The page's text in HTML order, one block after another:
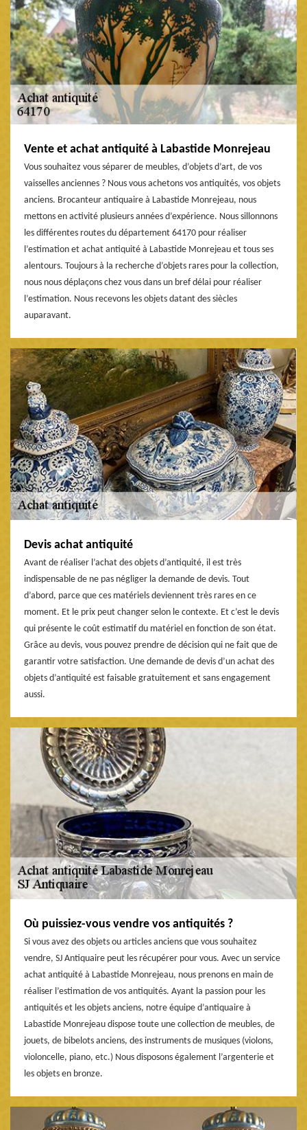
Vente et achat antiquité à Labastide Monrejeau
Vous souhaitez vous séparer de meubles, d’objets d’art, de vos
vaisselles anciennes ? Nous vous achetons vos antiquités, vos objets
anciens. Brocanteur antiquaire à Labastide Monrejeau, nous
mettons en activité plusieurs années d’expérience. Nous sillonnons
les différentes routes du département 64170 pour réaliser
l’estimation et achat antiquité à Labastide Monrejeau et tous ses
alentours. Toujours à la recherche d’objets rares pour la collection,
nous nous déplaçons chez vous dans un bref délai pour réaliser
l’estimation. Nous recevons les objets datant des siècles
auparavant.
Devis achat antiquité
Avant de réaliser l’achat des objets d’antiquité, il est très
indispensable de ne pas négliger la demande de devis. Tout
d’abord, parce que ces matériels deviennent très rares en ce
moment. Et le prix peut changer selon le contexte. Et c’est le devis
qui présente le coût estimatif du matériel en fonction de son état.
Grâce au devis, vous pouvez prendre de décision qui ne fait que de
garantir votre satisfaction. Une demande de devis d’un achat des
objets d’antiquité est faisable gratuitement et sans engagement
aussi.
Où puissiez-vous vendre vos antiquités ?
Si vous avez des objets ou articles anciens que vous souhaitez
vendre, SJ Antiquaire peut les récupérer pour vous. Avec un service
achat antiquité à Labastide Monrejeau, nous prenons en main de
réaliser l’estimation de vos antiquités. Ayant la passion pour les
antiquités et les objets anciens, notre équipe d’antiquaire à
Labastide Monrejeau dispose toute une collection de meubles, de
jouets, de bibelots anciens, des instruments de musiques (violons,
violoncelle, piano, etc.) Nous disposons également l’argenterie et
les objets en bronze.